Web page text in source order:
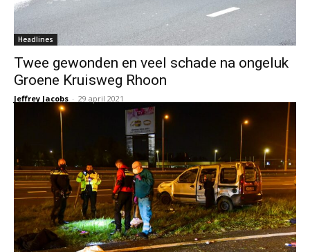
Headlines
Twee gewonden en veel schade na ongeluk
Groene Kruisweg Rhoon
Jeffrey Jacobs - 29 april 2021